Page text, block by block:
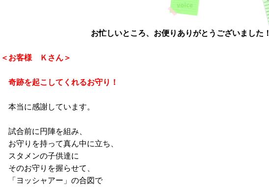
お忙しいところ、お便りありがとうございました！
＜お客様 Ｋさん＞
奇跡を起こしてくれるお守り！
本当に感謝しています。
試合前に円陣を組み、
お守りを持って真ん中に立ち、
スタメンの子供達に
そのお守りを握らせて、
「ヨッシャアー」の合図で